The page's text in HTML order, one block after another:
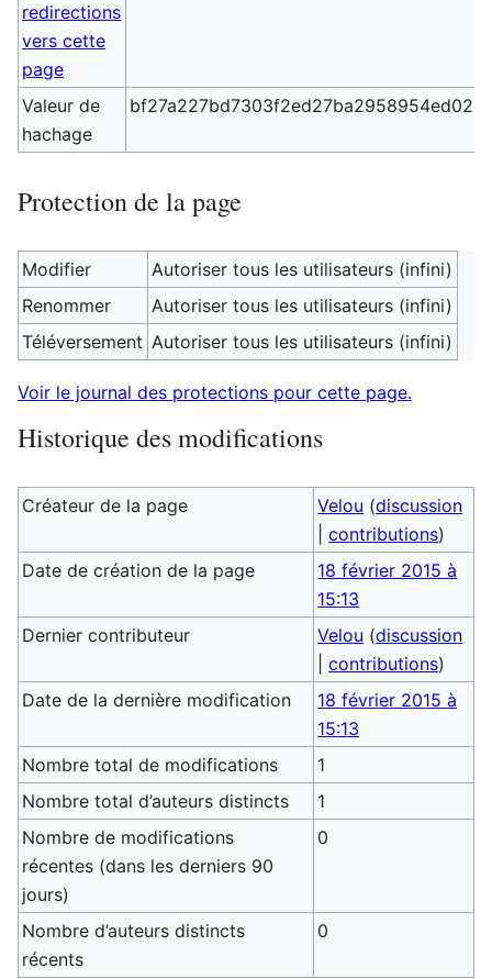
redirections
vers cette
page
Valeur de
hachage
Protection de la page
Modifier
Autoriser tous les utilisateurs (infini)
Renommer
Autoriser tous les utilisateurs (infini)
Téléversement Autoriser tous les utilisateurs (infini)
Voir le journal des protections pour cette page.
Historique des modifications
Créateur de la page Velou (discussion
|contributions)
Date de création de la page
18 février 2015 à
15:13
Dernier contributeur
Velou (discussion
|contributions)
Date de la dernière modification
18 février 2015 à
15:13
Nombre total de modifications
1
Nombre total d’auteurs distincts
1
Nombre de modifications
récentes (dans les derniers 90
jours)
0
Nombre d’auteurs distincts
récents
0